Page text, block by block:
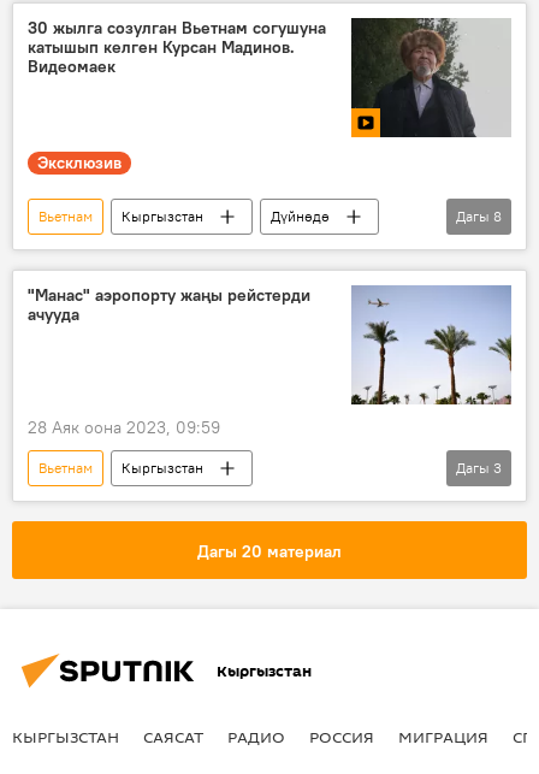
30 жылга созулган Вьетнам согушуна
катышып келген Курсан Мадинов.
Видеомаек
Эксклюзив
Вьетнам Кыргызстан
Дүйнөдө
согуш
АКШ
патриот
жоокер
дивизион
ракета
Курсан Мадинов
Дагы 8
"Манас" аэропорту жаңы рейстерди
ачууда
28 Аяк оона 2023, 09:59
Вьетнам
Кыргызстан
"Манас" эл аралык аэропорту
рейс
Дагы 3
Дагы 20 материал
Кыргызстан
КЫРГЫЗСТАН САЯСАТ РАДИО РОССИЯ МИГРАЦИЯ